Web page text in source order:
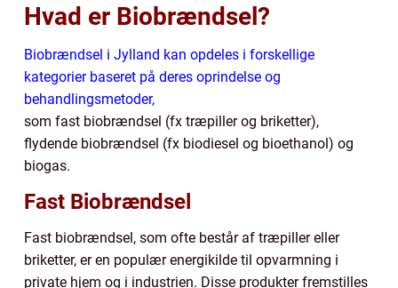
Hvad er Biobrændsel?
Biobrændsel i Jylland kan opdeles i forskellige
kategorier baseret på deres oprindelse og
behandlingsmetoder,
som fast biobrændsel (fx træpiller og briketter),
flydende biobrændsel (fx biodiesel og bioethanol) og
biogas.
Fast Biobrændsel
Fast biobrændsel, som ofte består af træpiller eller
briketter, er en populær energikilde til opvarmning i
private hjem og i industrien. Disse produkter fremstilles